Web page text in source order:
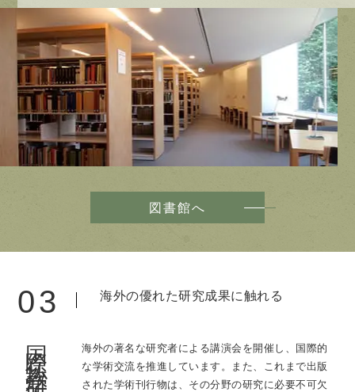
図書館へ
03
国際仏教学研究所
海外の優れた研究成果に触れる
海外の著名な研究者による講演会を開催し、国際的
な学術交流を推進しています。また、これまで出版
された学術刊行物は、その分野の研究に必要不可欠